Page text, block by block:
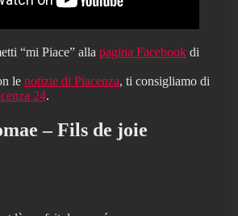
“mi Piace” alla pagina Facebook di
le notizie di Piacenza, ti consigliamo di
24.
– Fils de joie